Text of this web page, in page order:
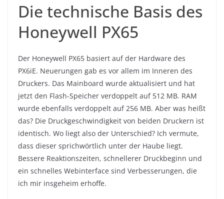
Die technische Basis des
Honeywell PX65
Der Honeywell PX65 basiert auf der Hardware des
PX6iE. Neuerungen gab es vor allem im Inneren des
Druckers. Das Mainboard wurde aktualisiert und hat
jetzt den Flash-Speicher verdoppelt auf 512 MB. RAM
wurde ebenfalls verdoppelt auf 256 MB. Aber was heißt
das? Die Druckgeschwindigkeit von beiden Druckern ist
identisch. Wo liegt also der Unterschied? Ich vermute,
dass dieser sprichwörtlich unter der Haube liegt.
Bessere Reaktionszeiten, schnellerer Druckbeginn und
ein schnelles Webinterface sind Verbesserungen, die
ich mir insgeheim erhoffe.